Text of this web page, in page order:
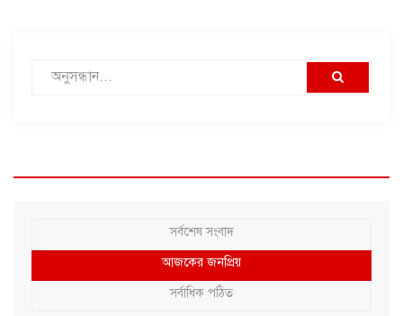
সর্বশেষ সংবাদ
আজকের জনপ্রিয়
সর্বাধিক পঠিত